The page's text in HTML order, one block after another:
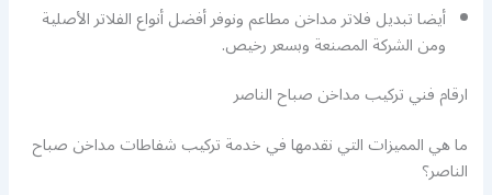
أيضا تبديل فلاتر مداخن مطاعم ونوفر أفضل أنواع الفلاتر الأصلية
ومن الشركة المصنعة وبسعر رخيص.
ارقام فني تركيب مداخن صباح الناصر
ما هي المميزات التي نقدمها في خدمة تركيب شفاطات مداخن صباح
الناصر؟